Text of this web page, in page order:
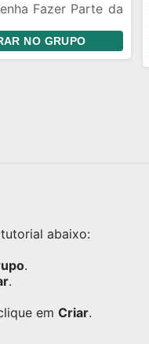
Fazer Parte da
Representante da
NO GRUPO
abaixo:
.
.
em Criar.